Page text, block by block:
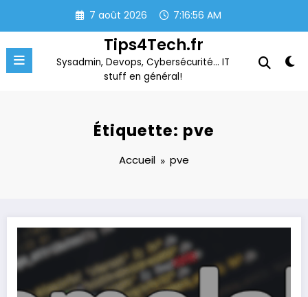
contenu
7 août 2026 7:16:56 AM
Tips4Tech.fr
Sysadmin, Devops, Cybersécurité… IT
stuff en général!
Étiquette: pve
Accueil pve